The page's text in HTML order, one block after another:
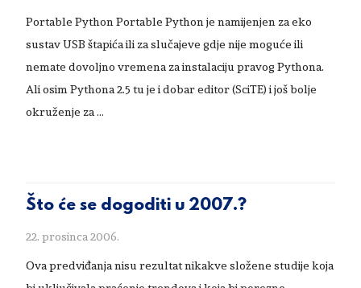
Portable Python Portable Python je namijenjen za eko
sustav USB štapića ili za slučajeve gdje nije moguće ili
nemate dovoljno vremena za instalaciju pravog Pythona.
Ali osim Pythona 2.5 tu je i dobar editor (SciTE) i još bolje
okruženje za …
Što će se dogoditi u 2007.?
22. prosinca 2006.
Ova predviđanja nisu rezultat nikakve složene studije koja